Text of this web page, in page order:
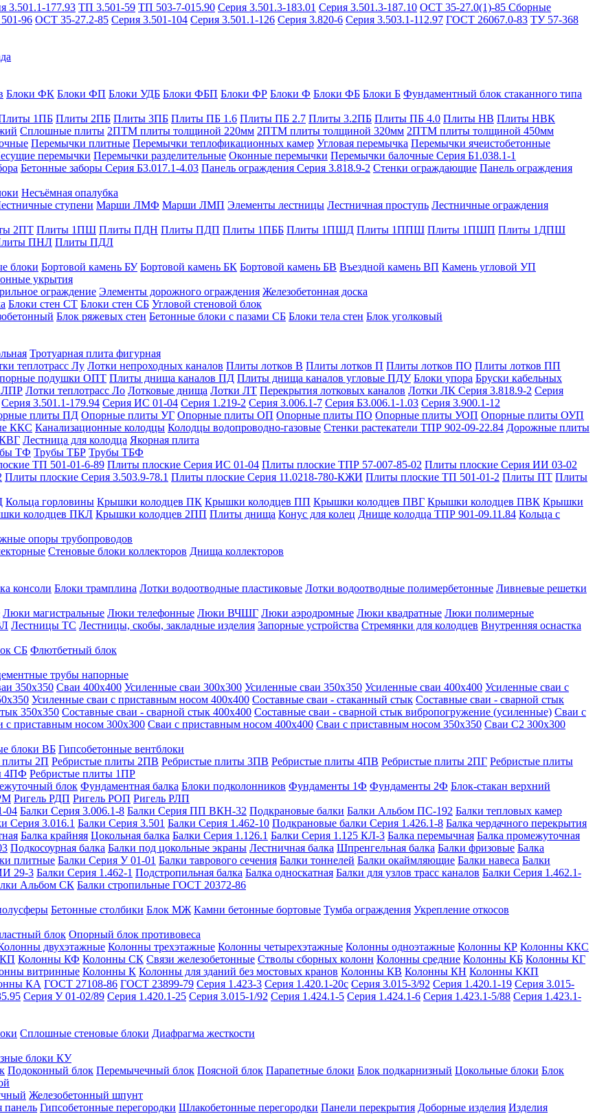
3.501.1-177.93 ТП 3.501-59 ТП 503-7-015.90 Серия 3.501.3-183.01 Серия 3.501.3-187.10 ОСТ 35-27.0(1)-85 Сборные
96 ОСТ 35-27.2-85 Серия 3.501-104 Серия 3.501.1-126 Серия 3.820-6 Серия 3.503.1-112.97 ГОСТ 26067.0-83 ТУ 57-368
Блоки ФК Блоки ФП Блоки УДБ Блоки ФБП Блоки ФР Блоки Ф Блоки ФБ Блоки Б Фундаментный блок стаканного типа
1ПБ Плиты 2ПБ Плиты 3ПБ Плиты ПБ 1.6 Плиты ПБ 2.7 Плиты 3.2ПБ Плиты ПБ 4.0 Плиты НВ Плиты НВК
Сплошные плиты 2ПТМ плиты толщиной 220мм 2ПТМ плиты толщиной 320мм 2ПТМ плиты толщиной 450мм
Перемычки плитные Перемычки теплофикационных камер Угловая перемычка Перемычки ячеистобетонные
перемычки Перемычки разделительные Оконные перемычки Перемычки балочные Серия Б1.038.1-1
Бетонные заборы Серия Б3.017.1-4.03 Панель ограждения Серия 3.818.9-2 Стенки ограждающие Панель ограждения
Несъёмная опалубка
ступени Марши ЛМФ Марши ЛМП Элементы лестницы Лестничная проступь Лестничные ограждения
2ПТ Плиты 1ПШ Плиты ПДН Плиты ПДП Плиты 1ПББ Плиты 1ПШД Плиты 1ППШ Плиты 1ПШП Плиты 1ДПШ
ПНЛ Плиты ПДЛ
блоки Бортовой камень БУ Бортовой камень БК Бортовой камень БВ Въездной камень ВП Камень угловой УП
укрытия
ограждение Элементы дорожного ограждения Железобетонная доска
Блоки стен СТ Блоки стен СБ Угловой стеновой блок
Блок ряжевых стен Бетонные блоки с пазами СБ Блоки тела стен Блок уголковый
Тротуарная плита фигурная
теплотрасс Лу Лотки непроходных каналов Плиты лотков В Плиты лотков П Плиты лотков ПО Плиты лотков ПП
подушки ОПТ Плиты днища каналов ПД Плиты днища каналов угловые ПДУ Блоки упора Бруски кабельных
ЛПР Лотки теплотрасс Ло Лотковые днища Лотки ЛТ Перекрытия лотковых каналов Лотки ЛК Серия 3.818.9-2 Серия
Серия 3.501.1-179.94 Серия ИС 01-04 Серия 1.219-2 Серия 3.006.1-7 Серия Б3.006.1-1.03 Серия 3.900.1-12
плиты ПД Опорные плиты УГ Опорные плиты ОП Опорные плиты ПО Опорные плиты УОП Опорные плиты ОУП
ККС Канализационные колодцы Колодцы водопроводно-газовые Стенки растекатели ТПР 902-09-22.84 Дорожные плиты
КВГ Лестница для колодца Якорная плита
ТФ Трубы ТБР Трубы ТБФ
ТП 501-01-6-89 Плиты плоские Серия ИС 01-04 Плиты плоские ТПР 57-007-85-02 Плиты плоские Серия ИИ 03-02
Плиты плоские Серия 3.503.9-78.1 Плиты плоские Серия 11.0218-780-КЖИ Плиты плоские ТП 501-01-2 Плиты ПТ Плиты
Кольца горловины Крышки колодцев ПК Крышки колодцев ПП Крышки колодцев ПВГ Крышки колодцев ПВК Крышки
колодцев ПКЛ Крышки колодцев 2ПП Плиты днища Конус для колец Днище колодца ТПР 901-09.11.84 Кольца с
опоры трубопроводов
Стеновые блоки коллекторов Днища коллекторов
консоли Блоки трамплина Лотки водоотводные пластиковые Лотки водоотводные полимербетонные Ливневые решетки
Люки магистральные Люки телефонные Люки ВЧШГ Люки аэродромные Люки квадратные Люки полимерные
Лестницы ТС Лестницы, скобы, закладные изделия Запорные устройства Стремянки для колодцев Внутренняя оснастка
СБ Флютбетный блок
трубы напорные
350х350 Сваи 400х400 Усиленные сваи 300х300 Усиленные сваи 350х350 Усиленные сваи 400х400 Усиленные сваи с
Усиленные сваи с приставным носом 400х400 Составные сваи - стаканный стык Составные сваи - сварной стык
350х350 Составные сваи - сварной стык 400х400 Составные сваи - сварной стык вибропогружение (усиленные) Сваи с
с приставным носом 300х300 Сваи с приставным носом 400х400 Сваи с приставным носом 350х350 Сваи С2 300х300
блоки ВБ Гипсобетонные вентблоки
плиты 2П Ребристые плиты 2ПВ Ребристые плиты 3ПВ Ребристые плиты 4ПВ Ребристые плиты 2ПГ Ребристые плиты
4ПФ Ребристые плиты 1ПР
блок Фундаментная балка Блоки подколонников Фундаменты 1Ф Фундаменты 2Ф Блок-стакан верхний
Ригель РДП Ригель РОП Ригель РЛП
04 Балки Серия 3.006.1-8 Балки Серия ПП ВКН-32 Подкрановые балки Балки Альбом ПС-192 Балки тепловых камер
Серия 3.016.1 Балки Серия 3.501 Балки Серия 1.462-10 Подкрановые балки Серия 1.426.1-8 Балка чердачного перекрытия
Балка крайняя Цокольная балка Балки Серия 1.126.1 Балки Серия 1.125 КЛ-3 Балка перемычная Балка промежуточная
Подкосоурная балка Балки под цокольные экраны Лестничная балка Шпренгельная балка Балки фризовые Балка
плитные Балки Серия У 01-01 Балки таврового сечения Балки тоннелей Балки окаймляющие Балки навеса Балки
29-3 Балки Серия 1.462-1 Подстропильная балка Балка односкатная Балки для узлов трасс каналов Балки Серия 1.462.1-
Альбом СК Балки стропильные ГОСТ 20372-86
Бетонные столбики Блок МЖ Камни бетонные бортовые Тумба ограждения Укрепление откосов
блок Опорный блок противовеса
двухэтажные Колонны трехэтажные Колонны четырехэтажные Колонны одноэтажные Колонны КР Колонны ККС
Колонны КФ Колонны СК Связи железобетонные Стволы сборных колонн Колонны средние Колонны КБ Колонны КГ
витринные Колонны К Колонны для зданий без мостовых кранов Колонны КВ Колонны КН Колонны ККП
КА ГОСТ 27108-86 ГОСТ 23899-79 Серия 1.423-3 Серия 1.420.1-20с Серия 3.015-3/92 Серия 1.420.1-19 Серия 3.015-
Серия У 01-02/89 Серия 1.420.1-25 Серия 3.015-1/92 Серия 1.424.1-5 Серия 1.424.1-6 Серия 1.423.1-5/88 Серия 1.423.1-
Сплошные стеновые блоки Диафрагма жесткости
блоки КУ
Подоконный блок Перемычечный блок Поясной блок Парапетные блоки Блок подкарнизный Цокольные блоки Блок
Железобетонный шпунт
панель Гипсобетонные перегородки Шлакобетонные перегородки Панели перекрытия Доборные изделия Изделия